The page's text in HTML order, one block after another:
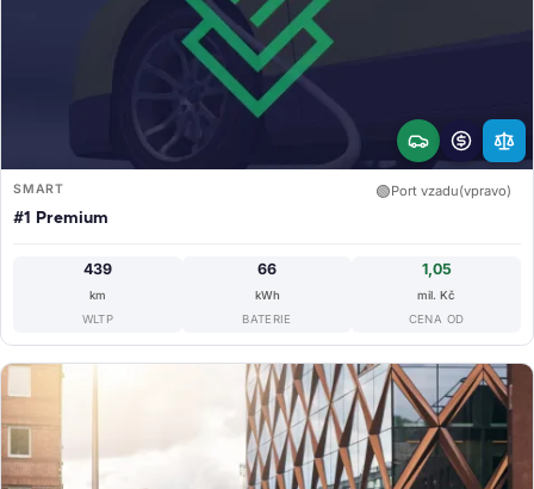
SMART 🟢Port vzadu(vpravo)
#1 Premium
439
km
WLTP
66
kWh
BATERIE
1,05
mil. Kč
CENA OD